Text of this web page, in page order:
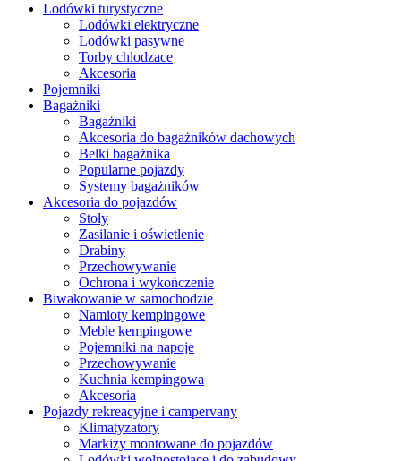
Lodówki turystyczne
Lodówki elektryczne
Lodówki pasywne
Torby chlodzace
Akcesoria
Pojemniki
Bagażniki
Bagażniki
Akcesoria do bagażników dachowych
Belki bagażnika
Popularne pojazdy
Systemy bagażników
Akcesoria do pojazdów
Stoły
Zasilanie i oświetlenie
Drabiny
Przechowywanie
Ochrona i wykończenie
Biwakowanie w samochodzie
Namioty kempingowe
Meble kempingowe
Pojemniki na napoje
Przechowywanie
Kuchnia kempingowa
Akcesoria
Pojazdy rekreacyjne i campervany
Klimatyzatory
Markizy montowane do pojazdów